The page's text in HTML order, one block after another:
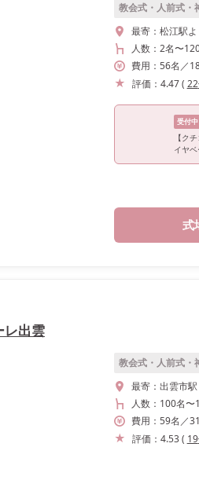
教会式・人前式・
最寄： 松江駅
人数： 2名〜
費用： 56名 ／
評価： 4.47( 22
受付
【ク
イヤ
式
レ出雲
教会式・人前式・
最寄： 出雲市駅
人数： 100名〜
費用： 59名 ／
評価： 4.53( 19